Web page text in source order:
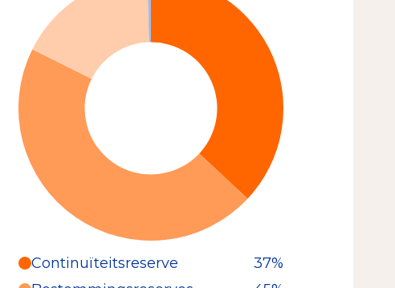
Continuïteitsreserve
37%